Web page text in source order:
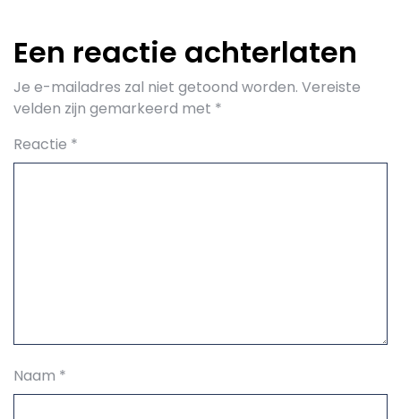
Een reactie achterlaten
Je e-mailadres zal niet getoond worden. Vereiste
velden zijn gemarkeerd met *
Reactie *
Naam *